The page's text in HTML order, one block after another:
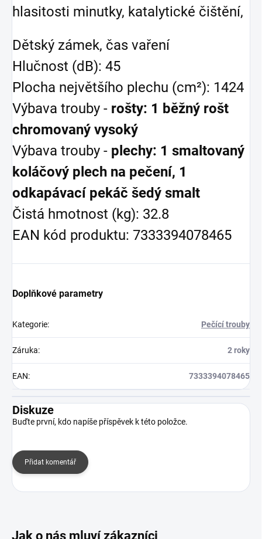
hlasitosti minutky, katalytické čištění,
Dětský zámek, čas vaření
Hlučnost (dB): 45
Plocha největšího plechu (cm²): 1424
Výbava trouby - rošty: 1 běžný rošt
chromovaný vysoký
Výbava trouby - plechy: 1 smaltovaný
koláčový plech na pečení, 1
odkapávací pekáč šedý smalt
Čistá hmotnost (kg): 32.8
EAN kód produktu: 7333394078465
Doplňkové parametry
Kategorie: Pečící trouby
Záruka: 2 roky
EAN: 7333394078465
Diskuze
Buďte první, kdo napíše příspěvek k této položce.
Přidat komentář